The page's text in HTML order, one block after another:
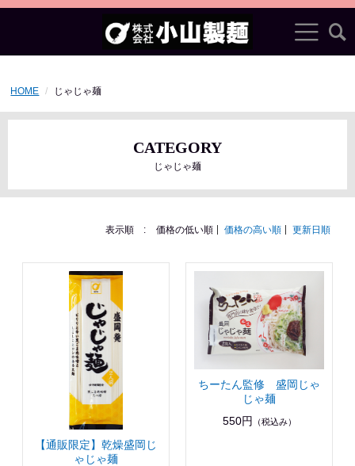
HOME じゃじゃ麺
CATEGORY
じゃじゃ麺
表示順 : 価格の低い順 価格の高い順 更新日順
【通販限定】乾燥盛岡じ
ゃじゃ麺
ちーたん監修 盛岡じゃ
じゃ麺
550円
（税込み）